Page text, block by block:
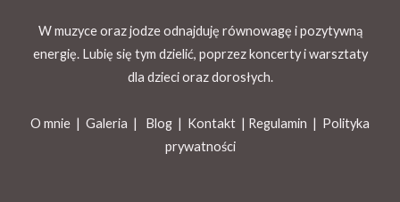
W muzyce oraz jodze odnajduję równowagę i pozytywną
energię. Lubię się tym dzielić, poprzez koncerty i warsztaty
dla dzieci oraz dorosłych.
O mnie | Galeria | Blog | Kontakt | Regulamin | Polityka
prywatności